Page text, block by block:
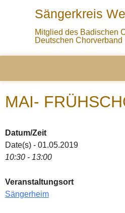
Sängerkreis
Mitglied des Badischen
Deutschen Chorverband
MAI-
Datum/Zeit
Date(s) - 01.05.2019
10:30 - 13:00
Veranstaltungsort
Sängerheim